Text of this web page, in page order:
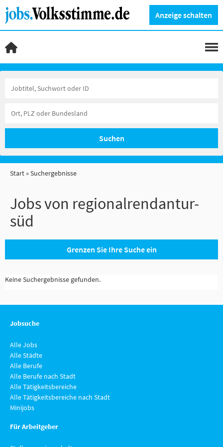
Anzeige schalten
Suchen
Start Suchergebnisse
Jobs von regionalrendantur-
süd
Grenzen Sie Ihre Suche ein
Keine Suchergebnisse gefunden.
Jobsuche
Alle Jobs
Alle Städte
Alle Berufe
Alle Berufe nach Stadt
Alle Tätigkeitsbereiche
Alle Tätigkeitsbereiche nach Stadt
Minijobs
Für Arbeitgeber